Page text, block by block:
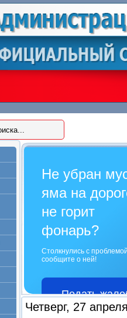
Не убран
яма на
не горит
фонарь?
Столкнулись с
сообщите о ней!
Подать
Четверг, 27